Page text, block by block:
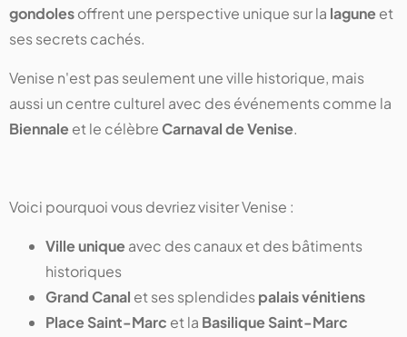
gondolesoffrent une perspective unique sur la laguneet
ses secrets cachés.
Venise n'est pas seulement une ville historique, mais
aussi un centre culturel avec des événements comme la
Biennaleet le célèbre Carnaval de Venise.
Voici pourquoi vous devriez visiter Venise :
Ville uniqueavec des canaux et des bâtiments
historiques
Grand Canal et ses splendidespalais vénitiens
Place Saint-Marc et la Basilique Saint-Marc